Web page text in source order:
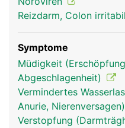
Reizdarm, Colon
Symptome
Müdigkeit
Abgeschlagenheit)
Vermindertes
Anurie, Nierenversagen)
Verstopfung